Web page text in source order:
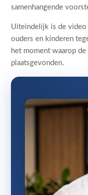
samenhangende
Uiteindelijk is de video
ouders en kinderen
het moment waarop
plaatsgevonden.